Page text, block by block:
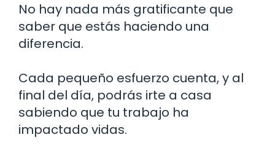
No hay nada más gratificante que
saber que estás haciendo una
diferencia.
Cada pequeño esfuerzo cuenta, y al
final del día, podrás irte a casa
sabiendo que tu trabajo ha
impactado vidas.